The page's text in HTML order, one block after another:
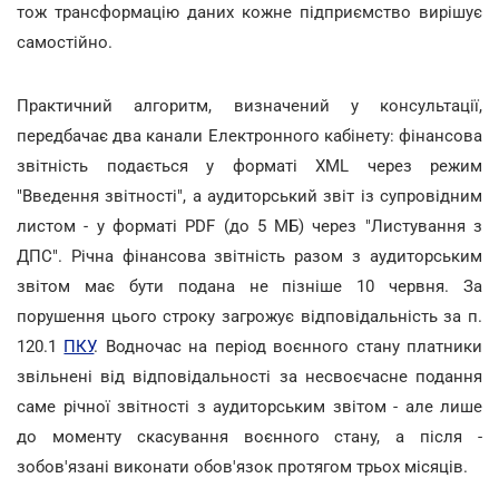
тож трансформацію даних кожне підприємство вирішує
самостійно.
Практичний алгоритм, визначений у консультації,
передбачає два канали Електронного кабінету: фінансова
звітність подається у форматі XML через режим
"Введення звітності", а аудиторський звіт із супровідним
листом - у форматі PDF (до 5 МБ) через "Листування з
ДПС". Річна фінансова звітність разом з аудиторським
звітом має бути подана не пізніше 10 червня. За
порушення цього строку загрожує відповідальність за п.
120.1 ПКУ. Водночас на період воєнного стану платники
звільнені від відповідальності за несвоєчасне подання
саме річної звітності з аудиторським звітом - але лише
до моменту скасування воєнного стану, а після -
зобов'язані виконати обов'язок протягом трьох місяців.